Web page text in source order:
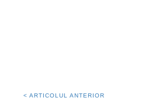
< ARTICOLUL ANTERIOR